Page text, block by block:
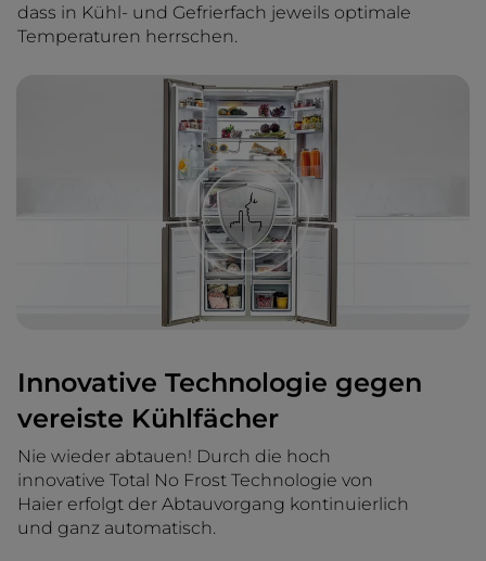
dass in Kühl- und Gefrierfach jeweils optimale
Temperaturen herrschen.
Innovative Technologie gegen
vereiste Kühlfächer
Nie wieder abtauen! Durch die hoch
innovative Total No Frost Technologie von
Haier erfolgt der Abtauvorgang kontinuierlich
und ganz automatisch.